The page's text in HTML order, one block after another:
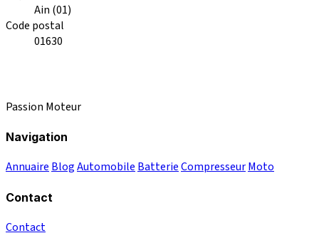
Ain (01)
Code postal
01630
Passion Moteur
Navigation
Annuaire BlogAutomobile BatterieCompresseurMoto
Contact
Contact